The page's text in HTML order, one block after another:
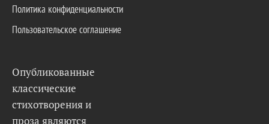
Политика конфиденциальности
Пользовательское соглашение
Опубликованные
классические
стихотворения и
проза являются